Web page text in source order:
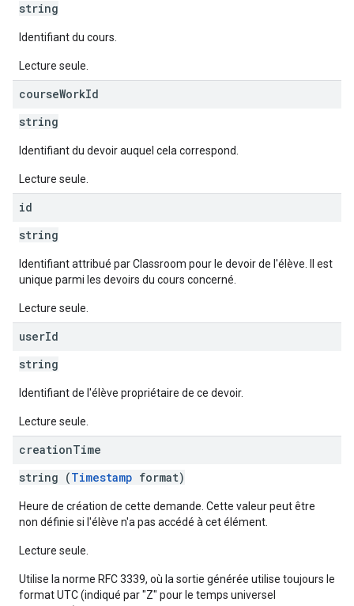
string
Identifiant du cours.
Lecture seule.
courseWorkId
string
Identifiant du devoir auquel cela correspond.
Lecture seule.
id
string
Identifiant attribué par Classroom pour le devoir de l'élève. Il est
unique parmi les devoirs du cours concerné.
Lecture seule.
userId
string
Identifiant de l'élève propriétaire de ce devoir.
Lecture seule.
creationTime
string (Timestamp format)
Heure de création de cette demande. Cette valeur peut être
non définie si l'élève n'a pas accédé à cet élément.
Lecture seule.
Utilise la norme RFC 3339, où la sortie générée utilise toujours le
format UTC (indiqué par "Z" pour le temps universel